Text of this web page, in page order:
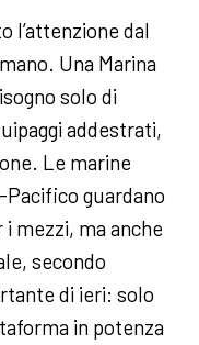
l’attenzione dal
Una Marina
solo di
addestrati,
Le marine
Pacifico guardano
mezzi, ma anche
secondo
di ieri: solo
in potenza